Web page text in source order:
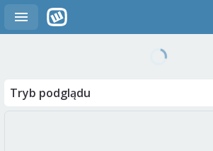
Tryb podglądu